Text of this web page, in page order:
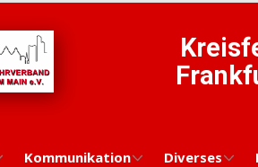
Kommunikation Diverses